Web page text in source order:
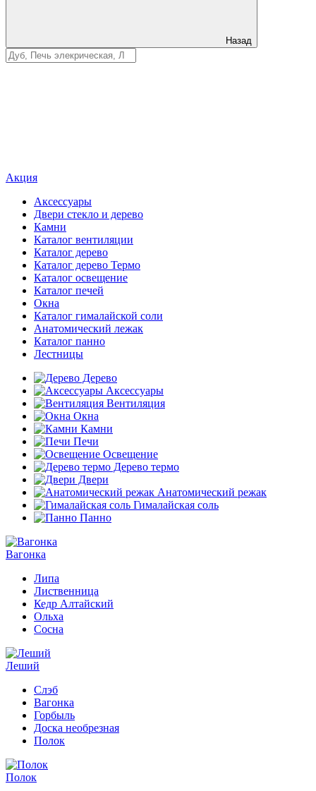
Назад
Акция
Аксессуары
Двери стекло и дерево
Камни
Каталог вентиляции
Каталог дерево
Каталог дерево Термо
Каталог освещение
Каталог печей
Окна
Каталог гималайской соли
Анатомический лежак
Каталог панно
Лестницы
Дерево
Аксессуары
Вентиляция
Окна
Камни
Печи
Освещение
Дерево термо
Двери
Анатомический режак
Гималайская соль
Панно
Вагонка
Липа
Лиственница
Кедр Алтайский
Ольха
Сосна
Леший
Слэб
Вагонка
Горбыль
Доска необрезная
Полок
Полок